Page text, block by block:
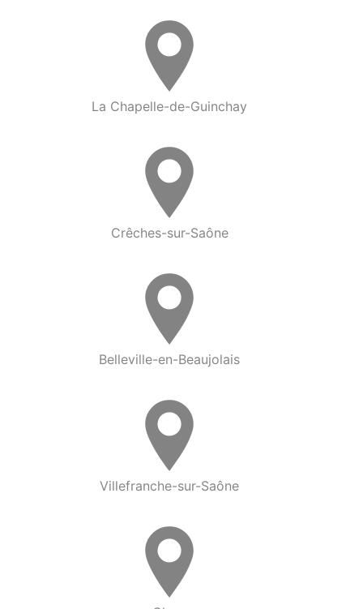
La Chapelle-de-Guinchay
Crêches-sur-Saône
Belleville-en-Beaujolais
Villefranche-sur-Saône